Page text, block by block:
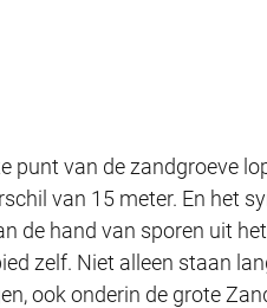
punt van de zandgroeve
van 15 meter. En het
de hand van sporen uit
zelf. Niet alleen staan
ook onderin de grote